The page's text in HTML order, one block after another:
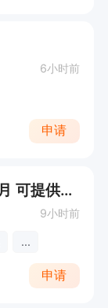
6小时前
申请
聊天客服（底薪5000-6000元/月 可提供住宿）
9小时前
...
申请